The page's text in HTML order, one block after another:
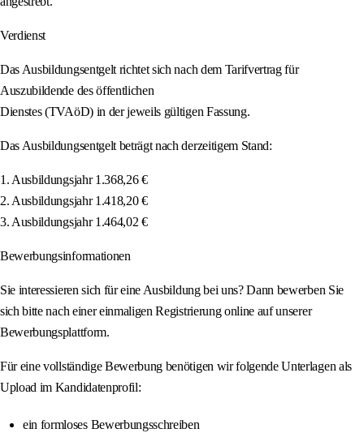
Verdienst
Das Ausbildungsentgelt richtet sich nach dem Tarifvertrag für
Auszubildende des öffentlichen
Dienstes (TVAöD) in der jeweils gültigen Fassung.
Das Ausbildungsentgelt beträgt nach derzeitigem Stand:
1. Ausbildungsjahr 1.368,26 €
2. Ausbildungsjahr 1.418,20 €
3. Ausbildungsjahr 1.464,02 €
Bewerbungsinformationen
Sie interessieren sich für eine Ausbildung bei uns? Dann bewerben Sie
sich bitte nach einer einmaligen Registrierung online auf unserer
Bewerbungsplattform.
Für eine vollständige Bewerbung benötigen wir folgende Unterlagen als
Upload im Kandidatenprofil:
ein formloses Bewerbungsschreiben